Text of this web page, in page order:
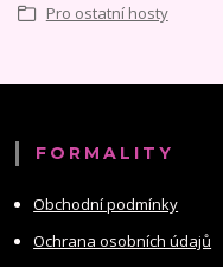
Pro ostatní hosty
FORMALITY
Obchodní podmínky
Ochrana osobních údajů